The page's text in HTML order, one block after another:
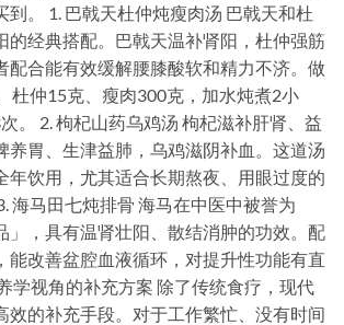
到。 1. 巴戟天杜仲炖瘦肉汤 巴戟天和杜
的经典搭配。巴戟天温补肾阳，杜仲强筋
配合能有效缓解腰膝酸软和精力不济。做
杜仲15克、瘦肉300克，加水炖煮2小
。 2. 枸杞山药乌鸡汤 枸杞滋补肝肾、益
养胃、生津益肺，乌鸡滋阴补血。这道汤
年饮用，尤其适合长期熬夜、用眼过度的
海马田七炖排骨 海马在中医中被誉为
」，具有温肾壮阳、散结消肿的功效。配
能改善盆腔血液循环，对提升性功能有直
学视角的补充方案 除了传统食疗，现代
效的补充手段。对于工作繁忙、没有时间